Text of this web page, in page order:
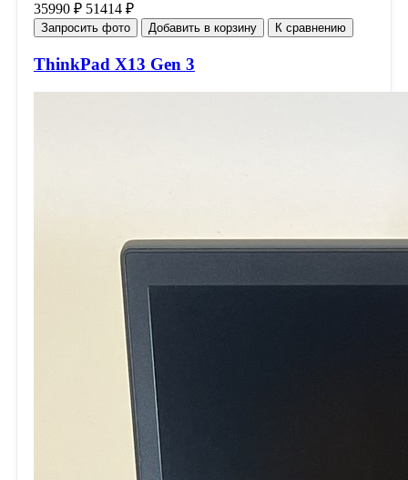
35990 ₽ 51414 ₽
Запросить фото Добавить в корзину К сравнению
ThinkPad X13 Gen 3